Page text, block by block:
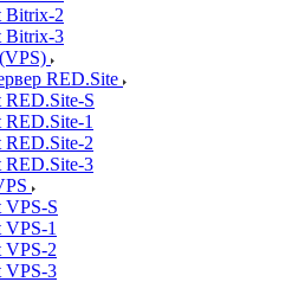
Bitrix-2
Bitrix-3
RED.Site
RED.Site-S
1
RED.Site-2
RED.Site-3
VPS-S
VPS-1
VPS-2
VPS-3